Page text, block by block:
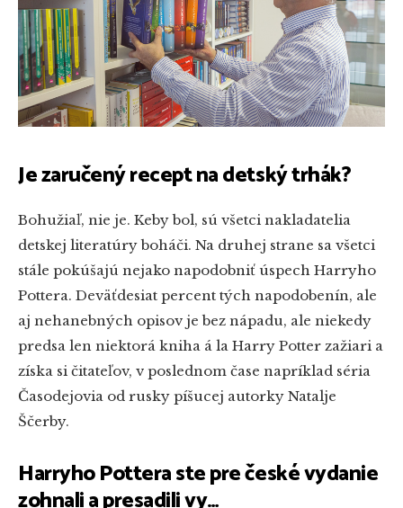
Je zaručený recept na detský trhák?
Bohužiaľ, nie je. Keby bol, sú všetci nakladatelia
detskej literatúry boháči. Na druhej strane sa všetci
stále pokúšajú nejako napodobniť úspech Harryho
Pottera. Deväťdesiat percent tých napodobenín, ale
aj nehanebných opisov je bez nápadu, ale niekedy
predsa len niektorá kniha á la Harry Potter zažiari a
získa si čitateľov, v poslednom čase napríklad séria
Časodejovia od rusky píšucej autorky Natalje
Ščerby.
Harryho Pottera ste pre české vydanie